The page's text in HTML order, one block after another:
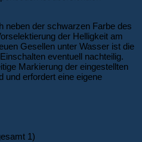
neben der schwarzen Farbe des
der Helligkeit am
Gesellen unter Wasser ist die
eventuell nachteilig.
Markierung der eingestellten
und erfordert eine eigene
1)